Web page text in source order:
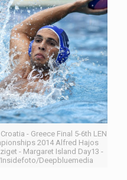
- Greece Final 5-6th LEN
2014 Alfred Hajos
- Margaret Island Day13 -
Deepbluemedia